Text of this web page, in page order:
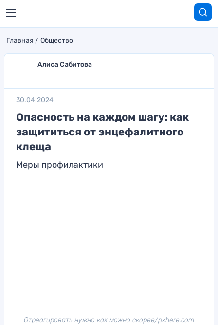
Главная Общество
Алиса Сабитова
30.04.2024
Опасность на каждом шагу: как
защититься от энцефалитного
клеща
Меры профилактики
Отреагировать нужно как можно скорее/pxhere.com